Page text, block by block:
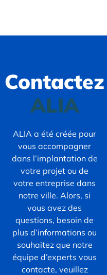
Contactez
ALIA
ALIA a été créée pour
vous accompagner
dans l’implantation de
votre projet ou de
votre entreprise dans
notre ville. Alors, si
vous avez des
questions, besoin de
plus d’informations ou
souhaitez que notre
équipe d’experts vous
contacte, veuillez